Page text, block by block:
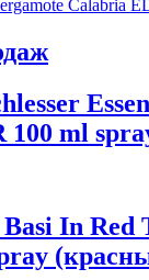
100 ml
In Red